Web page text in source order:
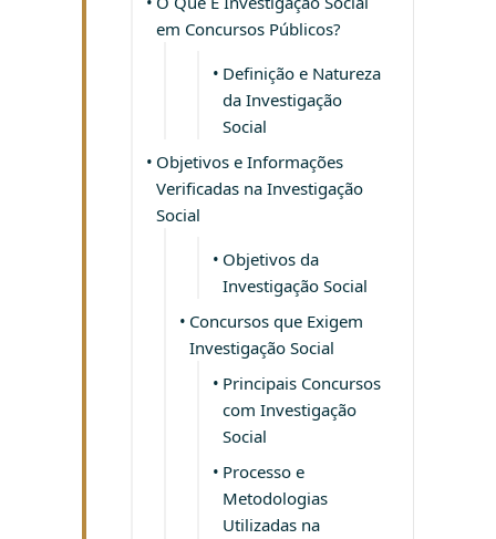
em Concursos Públicos?
Definição e Natureza
da Investigação
Social
Objetivos e Informações
Verificadas na Investigação
Social
Objetivos da
Investigação Social
Concursos que Exigem
Investigação Social
Principais Concursos
com Investigação
Social
Processo e
Metodologias
Utilizadas na